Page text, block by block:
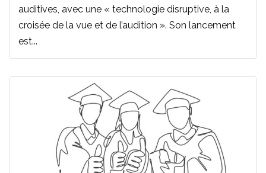
auditives, avec une « technologie disruptive, à la
croisée de la vue et de l’audition ». Son lancement
est...